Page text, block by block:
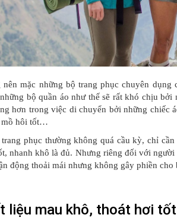
nên mặc những bộ trang phục chuyên
bộ quần áo như thế sẽ rất khó chịu
hơn trong việc di chuyển bởi những chiếc
mồ hôi tốt…
phục thường không quá cầu kỳ, chỉ
nhanh khô là đủ. Nhưng riêng đối với
động thoải mái nhưng không gây phiền cho
liệu mau khô, thoát hơi tốt